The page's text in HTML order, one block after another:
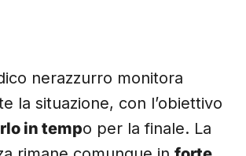
nerazzurro monitora
la situazione, con l’obiettivo
in tempo per la finale. La